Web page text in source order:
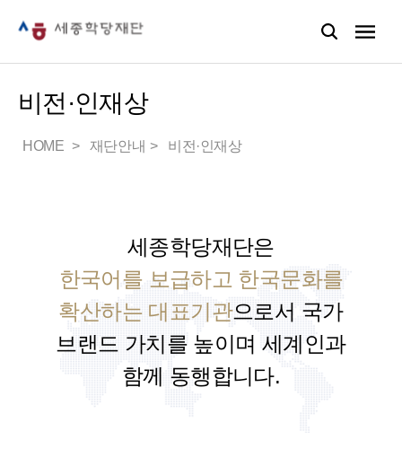
비전·인재상
HOME 재단안내 비전·인재상
세종학당재단은
한국어를 보급하고 한국문화를
확산하는 대표기관으로서 국가
브랜드 가치를 높이며 세계인과
함께 동행합니다.